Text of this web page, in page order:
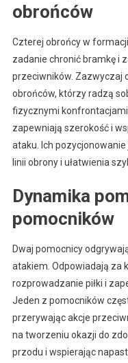
obrońców
Czterej obrońcy w
zadanie chronić bramkę i
przeciwników. Zazwyczaj
obrońców, którzy radzą
fizycznymi
zapewniają szerokość i
ataku. Ich
linii obrony i ułatwienia
Dynamika
pomocników
Dwaj pomocnicy
atakiem. Odpowiadają za
rozprowadzanie piłki i
Jeden z pomocników
przerywając akcje
na tworzeniu okazji do
przodu i wspierając